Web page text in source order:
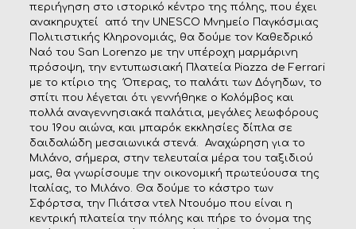
περιήγηση στο ιστορικό κέντρο της πόλης, που έχει
ανακηρυχτεί από την UNESCO Μνημείο Παγκόσμιας
Πολιτιστικής Κληρονομιάς, θα δούμε τον Καθεδρικό
Ναό του San Lorenzo με την υπέροχη μαρμάρινη
πρόσοψη, την εντυπωσιακή Πλατεία Ρiazza de Ferrari
με το κτίριο της Όπερας, το παλάτι των Δόγηδων, το
σπίτι που λέγεται ότι γεννήθηκε ο Κολόμβος και
πολλά αναγεννησιακά παλάτια, μεγάλες λεωφόρους
του 19ου αιώνα, και μπαρόκ εκκλησίες δίπλα σε
δαιδαλώδη μεσαιωνικά στενά. Αναχώρηση για το
Μιλάνο, σήμερα, στην τελευταία μέρα του ταξιδιού
μας, θα γνωρίσουμε την οικονομική πρωτεύουσα της
Ιταλίας, το Μιλάνο. Θα δούμε το κάστρο των
Σφόρτσα, την Πιάτσα ντελ Ντουόμο που είναι η
κεντρική πλατεία την πόλης και πήρε το όνομα της